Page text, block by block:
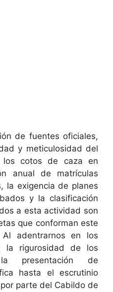
de fuentes oficiales,
y meticulosidad del
cotos de caza en
anual de matrículas
la exigencia de planes
y la clasificación
a esta actividad son
que conforman este
Al adentrarnos en los
la rigurosidad de los
presentación de
hasta el escrutinio
parte del Cabildo de